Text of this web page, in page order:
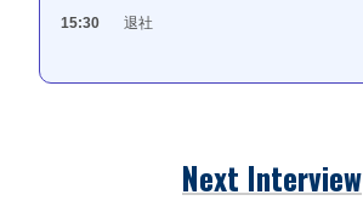
15:30 退社
Next Interview